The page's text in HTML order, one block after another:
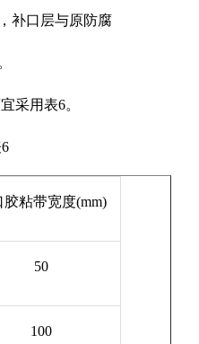
补口层与原防腐
采用表6。
胶粘带宽度(mm)
50
100